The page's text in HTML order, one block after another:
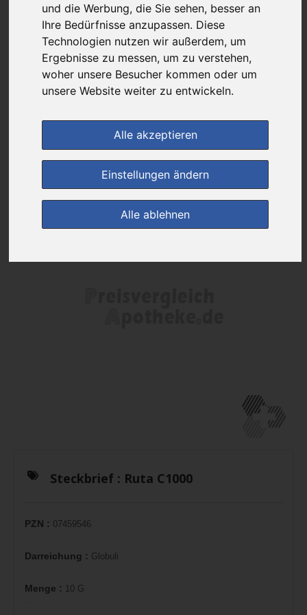
und die Werbung, die Sie sehen, besser an
Ihre Bedürfnisse anzupassen. Diese
Technologien nutzen wir außerdem, um
Ergebnisse zu messen, um zu verstehen,
woher unsere Besucher kommen oder um
unsere Website weiter zu entwickeln.
Alle akzeptieren
Einstellungen ändern
Alle ablehnen
Preis pro 1 G / 3,04 €
Daten vom 06.08.2026 20:06 Uhr
(0) Jetzt bewerten!
zur Einkaufsliste
Steckbrief : Ruta C1000
PZN : 07459546
Darreichung : Globuli
Menge : 10 G